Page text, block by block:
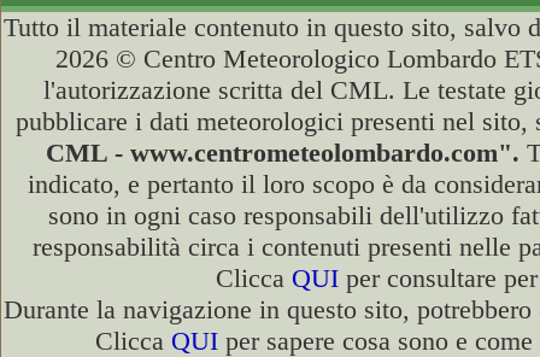
Tutto il materiale contenuto in questo sito, salvo
2026 © Centro Meteorologico Lombardo
l'autorizzazione scritta del CML. Le testate
pubblicare i dati meteorologici presenti nel sito,
CML - www.centrometeolombardo.com".
indicato, e pertanto il loro scopo è da
sono in ogni caso responsabili dell'utilizzo
responsabilità circa i contenuti presenti nelle
Clicca QUI per consultare
Durante la navigazione in questo sito,
Clicca QUIper sapere cosa sono e